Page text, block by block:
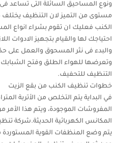
ونوع المساحيق السائلة التى تساعد
مستوى من التميز لان التنظيف يختلف
الكنب فعليك ان تقوم بشراء انواع
احتياجك لها والقيام بتجهيز الادوات
والبدء فى نثر المسحوق والعمل على
وتعرضها للهواء الطلق وفتح الشبابك
التنظيف للتحفيف.
خطوات تنظيف الكنب من بقع الزيت
في البداية يتم التخلص من الأتربة
المفروشات الموجودة، ويتم هذا الأمر
المكانس الكهربائية الحديثة.شركة
يتم وضع المنظفات القوية المستوردة